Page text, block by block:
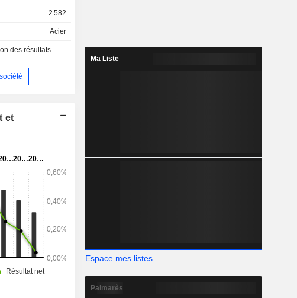
2 582
Acier
résultats - Q2 2026
et
Ma Liste
Espace mes listes
Palmarès